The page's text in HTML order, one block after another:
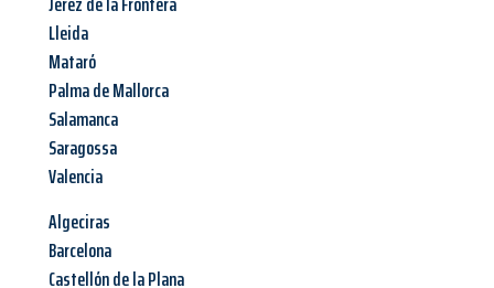
Lleida
Mataró
Palma de Mallorca
Salamanca
Saragossa
Valencia
Algeciras
Barcelona
Castellón de la Plana